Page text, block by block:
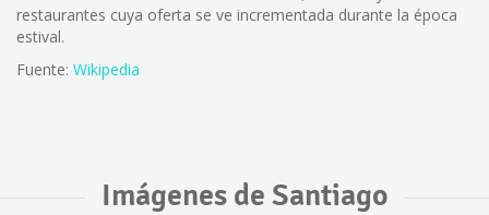
restaurantes cuya oferta se ve incrementada durante la época
estival.
Fuente: Wikipedia
Imágenes de Santiago